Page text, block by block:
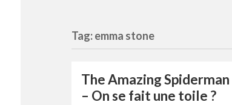
Tag: emma stone
The Amazing Spiderman
– On se fait une toile ?